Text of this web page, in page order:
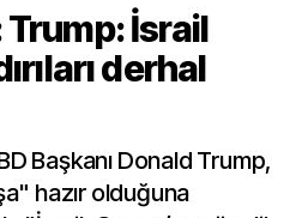
Trump: İsrail
derhal
Başkanı Donald Trump,
hazır olduğuna